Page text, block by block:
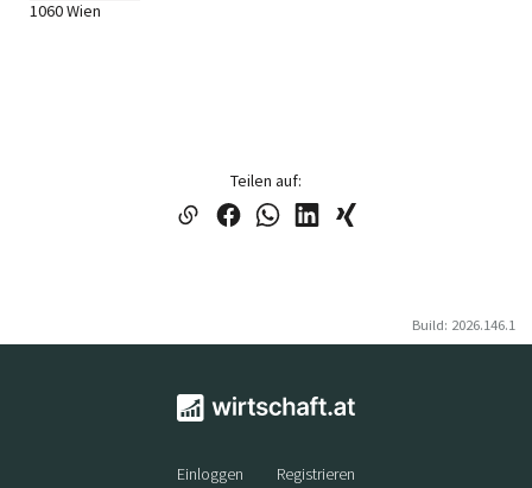
1060 Wien
Teilen auf:
Build: 2026.146.1
Einloggen Registrieren